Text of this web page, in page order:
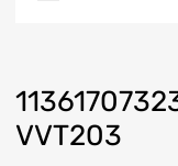
VVT203